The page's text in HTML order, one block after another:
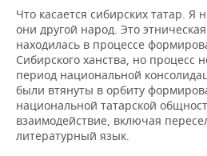
Что касается сибирских татар. Я
они другой народ. Это
находилась в процессе
Сибирского ханства, но процесс
период национальной
были втянуты в орбиту
национальной татарской
взаимодействие, включая
литературный язык.